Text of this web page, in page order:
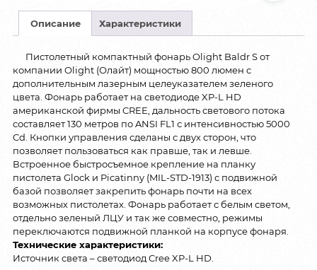
Описание Характеристики
Пистолетный компактный фонарь Olight Baldr S от
компании Olight (Олайт) мощностью 800 люмен с
дополнительным лазерным целеуказателем зеленого
цвета. Фонарь работает на светодиоде XP-L HD
американской фирмы CREE, дальность светового потока
составляет 130 метров по ANSI FL1 с интенсивностью 5000
Cd. Кнопки управления сделаны с двух сторон, что
позволяет пользоваться как правше, так и левше.
Встроенное быстросъемное крепление на планку
пистолета Glock и Picatinny (MIL-STD-1913) с подвижной
базой позволяет закрепить фонарь почти на всех
возможных пистолетах. Фонарь работает с белым светом,
отдельно зеленый ЛЦУ и так же совместно, режимы
переключаются подвижной планкой на корпусе фонаря.
Технические характеристики:
Источник света – светодиод Cree XP-L HD.